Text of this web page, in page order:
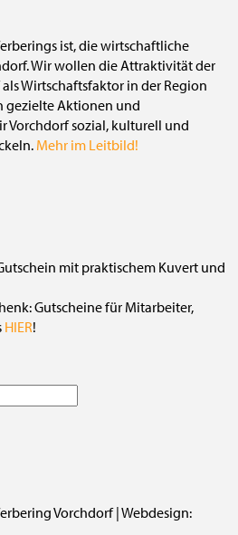
ist, die wirtschaftliche
Wir wollen die Attraktivität der
Wirtschaftsfaktor in der Region
gezielte Aktionen und
Vorchdorf sozial, kulturell und
Mehr im Leitbild!
Gutscheine für Mitarbeiter,
HIER!
Vorchdorf | Webdesign: